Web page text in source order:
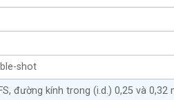
shot
đường kính trong (i.d.) 0,25 và 0,32